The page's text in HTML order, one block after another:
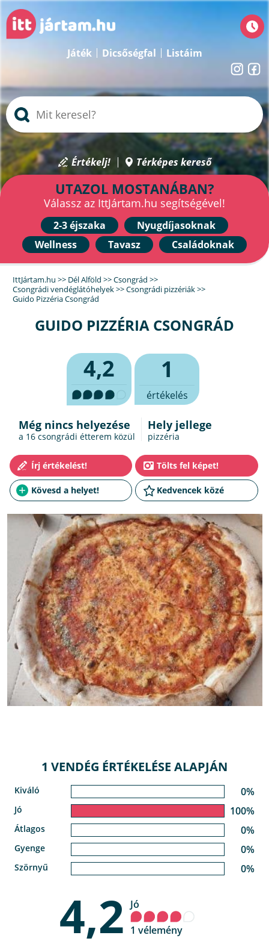
Játék Dicsőségfal Listáim
Értékelj! Térképes kereső
UTAZOL MOSTANÁBAN?
Válassz az IttJártam.hu segítségével!
2-3 éjszaka
Nyugdíjasoknak
Wellness
Tavasz Családoknak
IttJártam.hu >> Dél Alföld >>Csongrád >>
Csongrádi vendéglátóhelyek>>Csongrádi pizzériák>>
Guido Pizzéria Csongrád
GUIDO PIZZÉRIA CSONGRÁD
4,2 1
értékelés
Még nincs helyezése
a 16csongrádi étterem közül
Hely jellege
pizzéria
1 VENDÉG ÉRTÉKELÉSE ALAPJÁN
Kiváló 0%
Jó 100%
Átlagos 0%
Gyenge 0%
Szörnyű 0%
4,2 Jó
1 vélemény